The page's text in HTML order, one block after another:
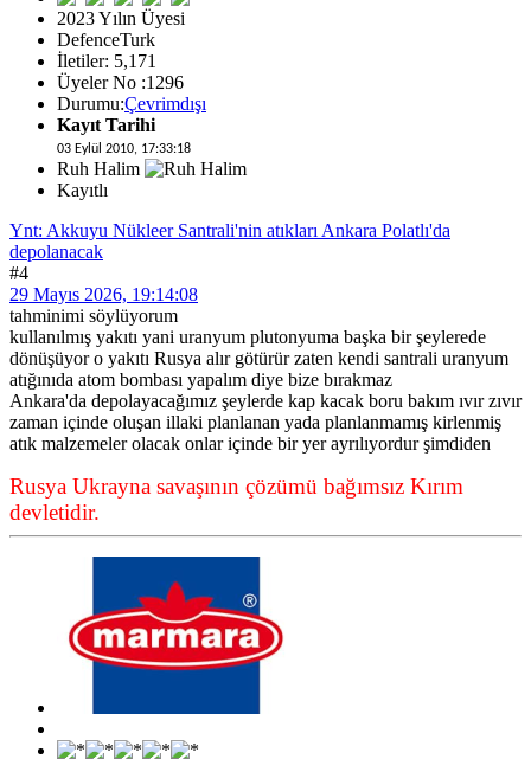
2023 Yılın Üyesi
DefenceTurk
İletiler: 5,171
Üyeler No :1296
Durumu:Çevrimdışı
Kayıt Tarihi
03 Eylül 2010, 17:33:18
Ruh Halim
Kayıtlı
Ynt: Akkuyu Nükleer Santrali'nin atıkları Ankara Polatlı'da
depolanacak
#4
29 Mayıs 2026, 19:14:08
tahminimi söylüyorum
kullanılmış yakıtı yani uranyum plutonyuma başka bir şeylerede
dönüşüyor o yakıtı Rusya alır götürür zaten kendi santrali uranyum
atığınıda atom bombası yapalım diye bize bırakmaz
Ankara'da depolayacağımız şeylerde kap kacak boru bakım ıvır zıvır
zaman içinde oluşan illaki planlanan yada planlanmamış kirlenmiş
atık malzemeler olacak onlar içinde bir yer ayrılıyordur şimdiden
Rusya Ukrayna savaşının çözümü bağımsız Kırım
devletidir.